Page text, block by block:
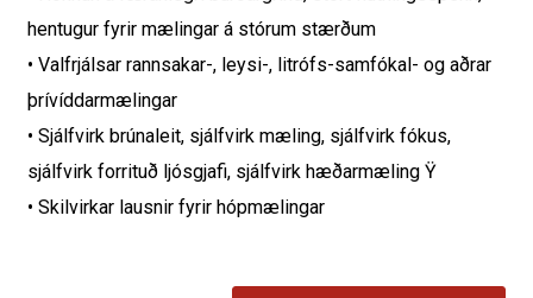
hentugur fyrir mælingar á stórum stærðum
• Valfrjálsar rannsakar-, leysi-, litrófs-samfókal- og aðrar
þrívíddarmælingar
• Sjálfvirk brúnaleit, sjálfvirk mæling, sjálfvirk fókus,
sjálfvirk forrituð ljósgjafi, sjálfvirk hæðarmæling Ÿ
• Skilvirkar lausnir fyrir hópmælingar